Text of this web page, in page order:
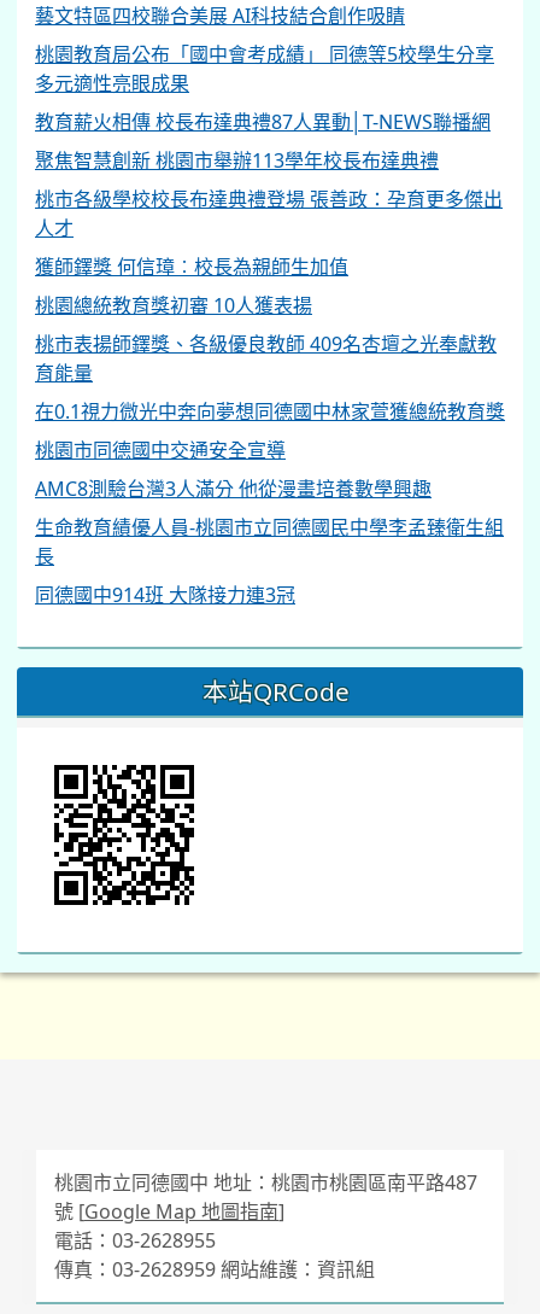
藝文特區四校聯合美展 AI科技結合創作吸睛
桃園教育局公布「國中會考成績」 同德等5校學生分享
多元適性亮眼成果
教育薪火相傳 校長布達典禮87人異動│T-NEWS聯播網
聚焦智慧創新 桃園市舉辦113學年校長布達典禮
桃市各級學校校長布達典禮登場 張善政：孕育更多傑出
人才
獲師鐸獎 何信璋︰校長為親師生加值
桃園總統教育獎初審 10人獲表揚
桃市表揚師鐸獎、各級優良教師 409名杏壇之光奉獻教
育能量
在0.1視力微光中奔向夢想同德國中林家萱獲總統教育獎
桃園市同德國中交通安全宣導
AMC8測驗台灣3人滿分 他從漫畫培養數學興趣
生命教育績優人員-桃園市立同德國民中學李孟臻衛生組
長
同德國中914班 大隊接力連3冠
本站QRCode
桃園市立同德國中 地址：桃園市桃園區南平路487
號 [Google Map 地圖指南]
電話：03-2628955
傳真：03-2628959 網站維護：資訊組